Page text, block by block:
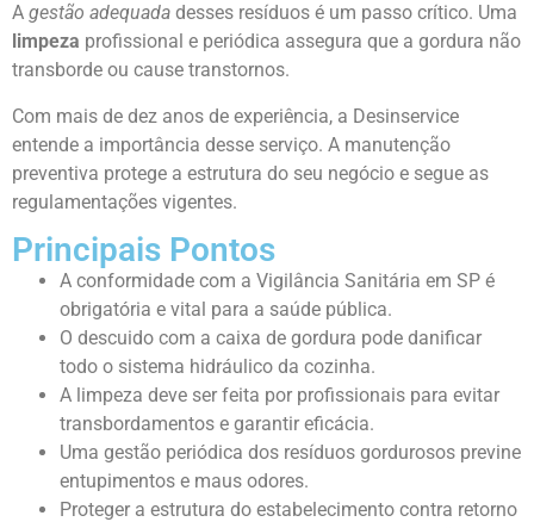
A gestão adequada desses resíduos é um passo crítico. Uma
limpeza profissional e periódica assegura que a gordura não
transborde ou cause transtornos.
Com mais de dez anos de experiência, a Desinservice
entende a importância desse serviço. A manutenção
preventiva protege a estrutura do seu negócio e segue as
regulamentações vigentes.
Principais Pontos
A conformidade com a Vigilância Sanitária em SP é
obrigatória e vital para a saúde pública.
O descuido com a caixa de gordura pode danificar
todo o sistema hidráulico da cozinha.
A limpeza deve ser feita por profissionais para evitar
transbordamentos e garantir eficácia.
Uma gestão periódica dos resíduos gordurosos previne
entupimentos e maus odores.
Proteger a estrutura do estabelecimento contra retorno